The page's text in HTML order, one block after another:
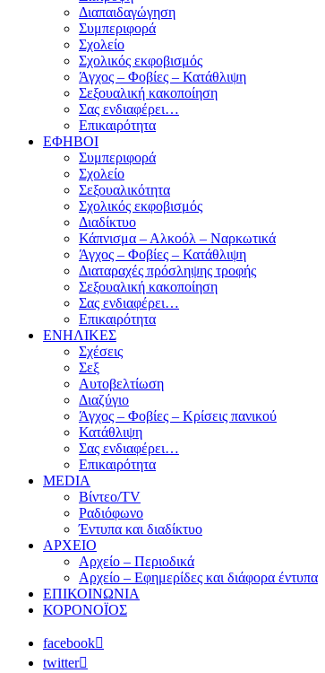
Διαπαιδαγώγηση
Συμπεριφορά
Σχολείο
Σχολικός εκφοβισμός
Άγχος – Φοβίες – Κατάθλιψη
Σεξουαλική κακοποίηση
Σας ενδιαφέρει…
Επικαιρότητα
ΕΦΗΒΟΙ
Συμπεριφορά
Σχολείο
Σεξουαλικότητα
Σχολικός εκφοβισμός
Διαδίκτυο
Κάπνισμα – Αλκοόλ – Ναρκωτικά
Άγχος – Φοβίες – Κατάθλιψη
Διαταραχές πρόσληψης τροφής
Σεξουαλική κακοποίηση
Σας ενδιαφέρει…
Επικαιρότητα
ΕΝΗΛΙΚΕΣ
Σχέσεις
Σεξ
Αυτοβελτίωση
Διαζύγιο
Άγχος – Φοβίες – Κρίσεις πανικού
Κατάθλιψη
Σας ενδιαφέρει…
Επικαιρότητα
MEDIA
Βίντεο/TV
Ραδιόφωνο
Έντυπα και διαδίκτυο
ΑΡΧΕΙΟ
Αρχείο – Περιοδικά
Αρχείο – Εφημερίδες και διάφορα έντυπα
ΕΠΙΚΟΙΝΩΝΙΑ
ΚΟΡΟΝΟΪΟΣ
facebook
twitter